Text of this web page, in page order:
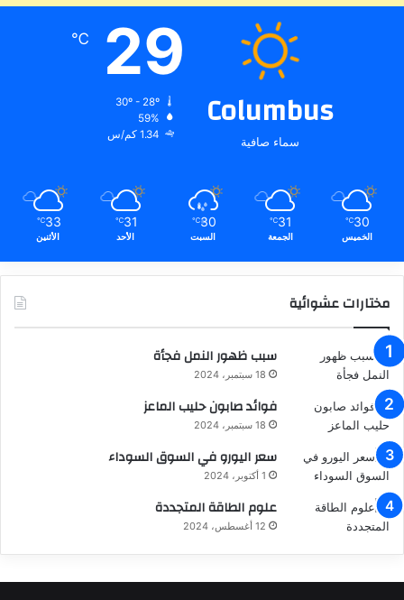
Columbus
سماء صافية
29
℃
59%
1.34 كم/س
30
℃
الخميس
31
℃
الجمعة
30
℃
السبت
31
℃
الأحد
33
℃
الأثنين
مختارات عشوائية
سبب ظهور النمل فجأة
18 سبتمبر، 2024
فوائد صابون حليب الماعز
18 سبتمبر، 2024
سعر اليورو في السوق السوداء
1 أكتوبر، 2024
علوم الطاقة المتجددة
12 أغسطس، 2024